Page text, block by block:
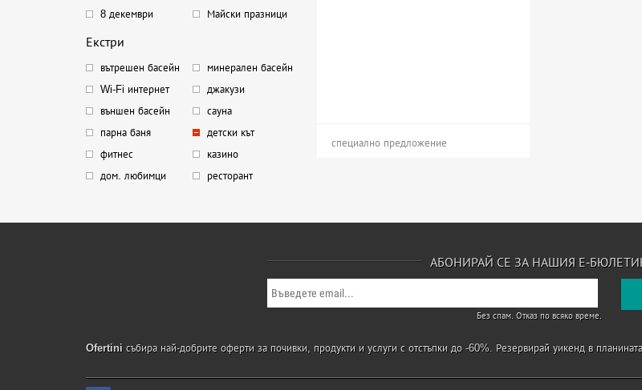
8 декември
Майски празници
Екстри
вътрешен басейн
минерален басейн
Wi-Fi интернет
джакузи
външен басейн
сауна
парна баня
детски кът
фитнес
казино
дом. любимци
ресторант
специално предложение
АБОНИРАЙ СЕ ЗА НАШИЯ Е-
Без спам. Отказ по всяко време.
Ofertini събира най-добрите оферти за почивки, продукти и услуги с отстъпки до -60%. Резервирай уикенд в